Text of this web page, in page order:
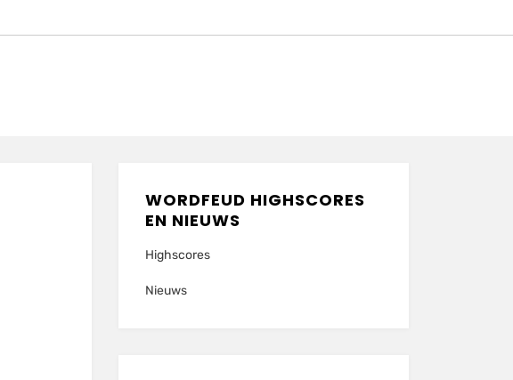
WORDFEUD HIGHSCORES
EN NIEUWS
Highscores
Nieuws